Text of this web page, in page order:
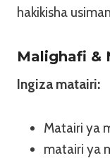
hakikisha
Malighafi &
Ingiza matairi:
Matairi ya
matairi ya